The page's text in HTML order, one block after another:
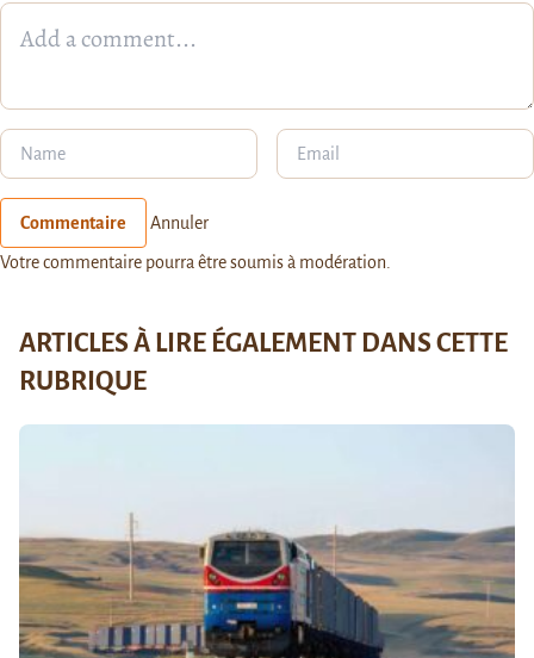
Commentaire Annuler
Votre commentaire pourra être soumis à modération.
ARTICLES À LIRE ÉGALEMENT DANS CETTE
RUBRIQUE